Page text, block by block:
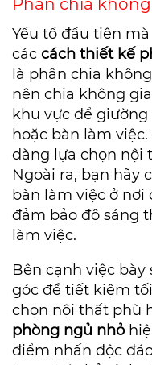
Phân chia
Yếu tố đầu tiên
các cách thiết kế
là phân chia
nên chia không
khu vực để
hoặc bàn làm
dàng lựa chọn nội
Ngoài ra, bạn hãy
bàn làm việc ở nơi
đảm bảo độ sáng
làm việc.
Bên cạnh việc
góc để tiết kiệm
chọn nội thất phù
phòng ngủ nhỏ
điểm nhấn độc